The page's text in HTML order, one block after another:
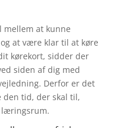
mellem at kunne
at være klar til at køre
kørekort, sidder der
siden af dig med
Derfor er det
den tid, der skal til,
læringsrum.